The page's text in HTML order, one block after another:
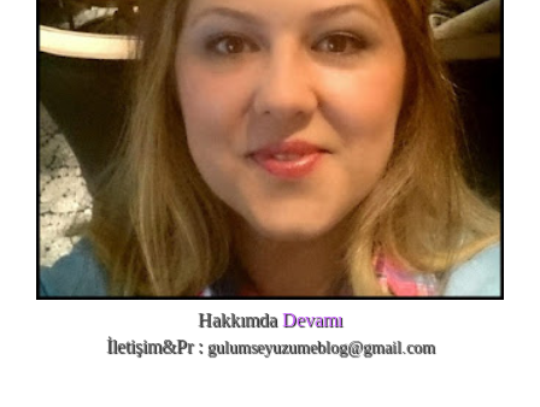
HakkımdaDevamı
İletişim&Pr : gulumseyuzumeblog@gmail.com